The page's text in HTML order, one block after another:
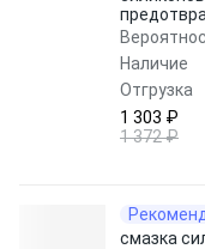
Наличие
Отгрузка
1 303 ₽
1 372 ₽
смазка